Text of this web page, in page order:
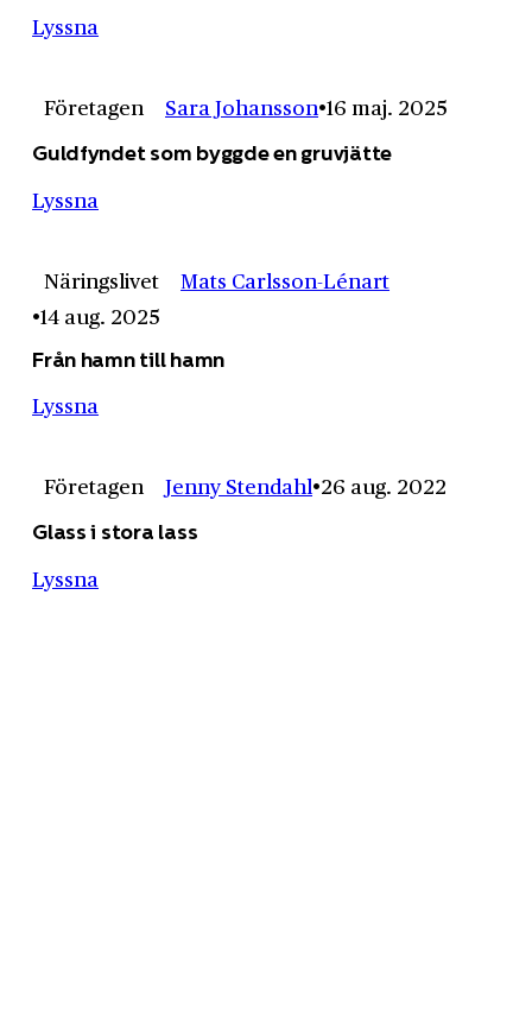
Lyssna
Företagen Sara Johansson 16 maj. 2025
Guldfyndet som byggde en gruvjätte
Lyssna
Näringslivet
Mats Carlsson-Lénart
14 aug. 2025
Från hamn till hamn
Lyssna
Företagen Jenny Stendahl 26 aug. 2022
Glass i stora lass
Lyssna